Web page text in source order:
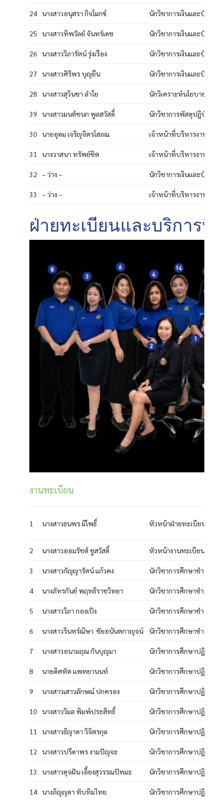
24 นางสาวอนุสรา กิจโมกข์ นักวิชาการเงินและบัญชี
25 นางสาวทิพวัลย์ จันทร์เดช นักวิชาการเงินและบัญชี
26 นางสาววิภารัตน์ รุ่งเรือง นักวิชาการเงินและบัญชี
27 นางสาวศิริพร บุญยืน นักวิชาการเงินและบัญชี
28 นางสาวสุวินชา ลำใย นักวิเคราะห์นโยบายแล
39 นางสาวมนต์ชนก พูลสวัสดิ์ นักวิชาการพัสดุปฏิบัติกา
30 นายอุดม เจริญจิตรโสภณ เจ้าหน้าที่บริหารงานทั่ว
31 นางวาสนา ทรัพย์ชิต เจ้าหน้าที่บริหารงานทั่ว
32 – ว่าง – นักวิชาการเงินและบัญชี
33 – ว่าง – เจ้าหน้าที่บริหารงานทั่ว
ฝ่ายทะเบียนและบริการ
งานทะเบียน
1 นางสาวธนพร มีโพธิ์ หัวหน้าฝ่ายทะเบียนและ
2 นางสาวออมรัชต์ ชูสวัสดิ์ หัวหน้างานทะเบียน
3 นางสาวกัญญารัตน์ แก้วคง นักวิชาการศึกษาชำนาญ
4 นางภัทรกันย์ พฤทธิราชวิทยา นักวิชาการศึกษาชำนาญ
5 นางสาววิภา กองเป็ง นักวิชาการศึกษาชำนาญ
6 นางสาวรินทร์ณิษา ชัยอนันตกาญจน์ นักวิชาการศึกษาชำนาญ
7 นางสาวอนามฤณ กันบุญมา นักวิชาการศึกษาปฏิบัติก
8 นายดิศทัต แพทยานนท์ นักวิชาการศึกษาปฏิบัติก
9 นางสาวเสาวลักษณ์ ปกครอง นักวิชาการศึกษาปฏิบัติก
10 นางสาววิมล พิมพ์ประสิทธิ์ นักวิชาการศึกษาปฏิบัติก
11 นางสาวธิญาดา วิจิตรกุล นักวิชาการศึกษาปฏิบัติก
12 นางสาวปรีดาพร งามปัญจะ นักวิชาการศึกษาปฏิบัติก
13 นางสาวดุจฝัน เอี้ยงสุวรรณปัทมะ นักวิชาการศึกษาปฏิบัติก
14 นางภิญญดา ทับทิมไทย นักวิชาการศึกษาปฏิบัติก